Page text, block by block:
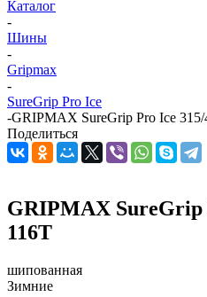
Каталог
-
Шины
-
Gripmax
-
SureGrip Pro Ice
-GRIPMAX SureGrip Pro Ice 315/
Поделиться
GRIPMAX SureGrip
116T
шипованная
Зимние